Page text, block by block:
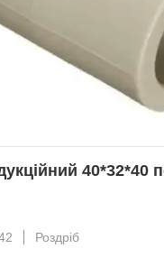
40*32*40
Роздріб